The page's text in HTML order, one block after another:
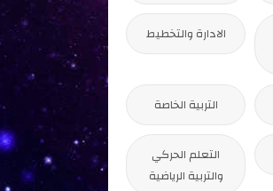
الادارة والتخطيط
التربية الخاصة
التعلم الحركي
والتربية الرياضية